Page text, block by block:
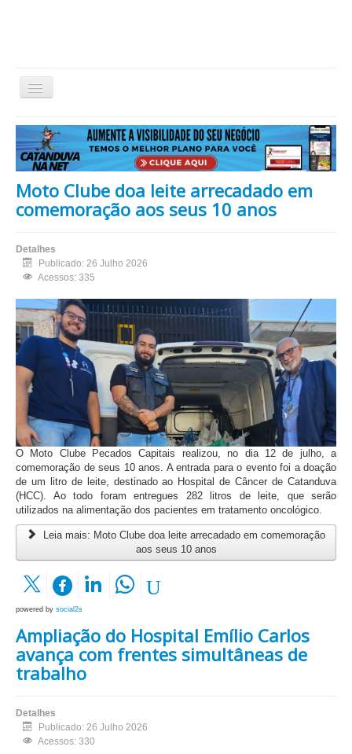
Alternar
Home Cidade Cultura Economia Educação
Esportes Eventos Filmes em Cartaz Região
Política Saúde Tecnologia Cinema / Série / TV
Nacional / Mundo Vida / Estilo Artigo / Coluna
Moto Clube doa leite arrecadado em
comemoração aos seus 10 anos
Detalhes
Publicado: 26 Julho 2026
Acessos: 335
O Moto Clube Pecados Capitais realizou, no dia 12 de julho, a
comemoração de seus 10 anos. A entrada para o evento foi a doação
de um litro de leite, destinado ao Hospital de Câncer de Catanduva
(HCC). Ao todo foram entregues 282 litros de leite, que serão
utilizados na alimentação dos pacientes em tratamento oncológico.
Leia mais: Moto Clube doa leite arrecadado em comemoração
aos seus 10 anos
powered by social2s
Ampliação do Hospital Emílio Carlos
avança com frentes simultâneas de
trabalho
Detalhes
Publicado: 26 Julho 2026
Acessos: 330